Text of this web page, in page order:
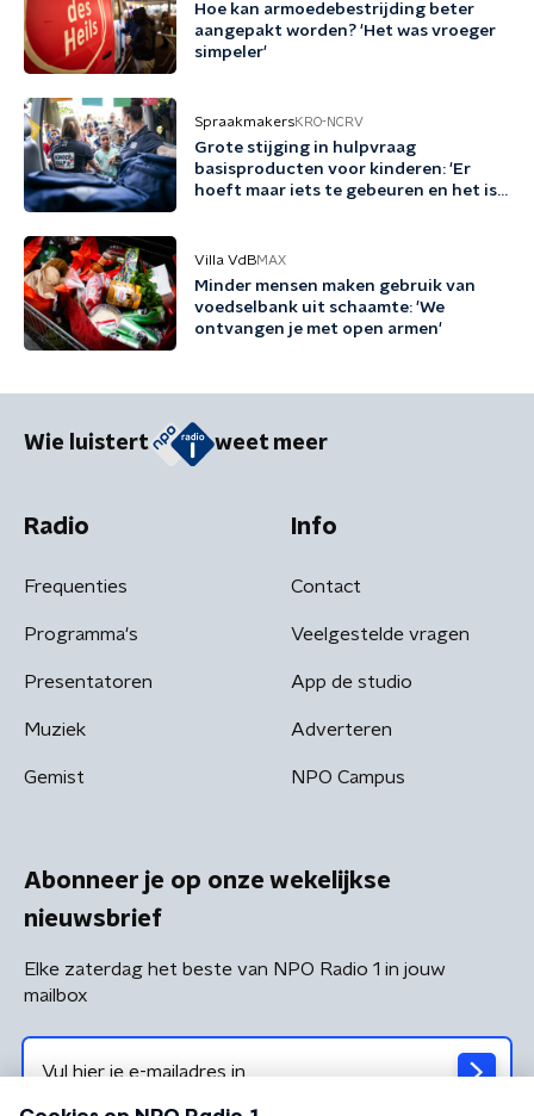
Hoe kan armoedebestrijding beter
aangepakt worden? 'Het was vroeger
simpeler'
SpraakmakersKRO-NCRV
Grote stijging in hulpvraag
basisproducten voor kinderen: 'Er
hoeft maar iets te gebeuren en het is
Villa VdBMAX
Minder mensen maken gebruik van
voedselbank uit schaamte: 'We
ontvangen je met open armen'
Wie luistert weet meer
Radio
Frequenties
Programma's
Presentatoren
Muziek
Gemist
Info
Contact
Veelgestelde vragen
App de studio
Adverteren
NPO Campus
Abonneer je op onze wekelijkse
nieuwsbrief
Elke zaterdag het beste van NPO Radio 1 in jouw
mailbox